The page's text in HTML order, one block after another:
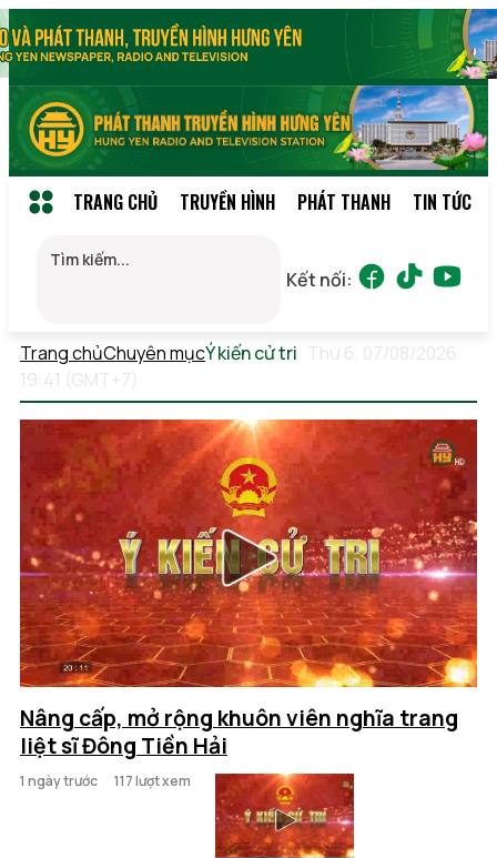
TRANG CHỦ TRUYỀN HÌNH PHÁT THANH TIN TỨC
Kết nối:
Trang chủChuyên mụcÝ kiến cử tri Thứ 6, 07/08/2026
19:41 (GMT+7)
Nâng cấp, mở rộng khuôn viên nghĩa trang
liệt sĩ Đông Tiền Hải
1 ngày trước 117 lượt xem